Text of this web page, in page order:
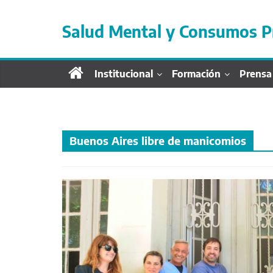
a
Salud Mental y Consumos
Institucional Formación
Buenos Aires libre de manicomios